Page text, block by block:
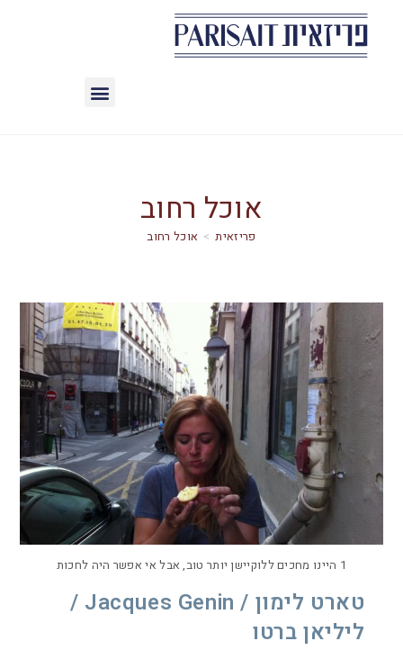
אוכל רחוב
> אוכל רחוב
1 היינו מחכים ללוקיישן יותר טוב, אבל אי אפשר היה לחכות
טארט לימון / Jacques Genin /
ליליאן ברטו